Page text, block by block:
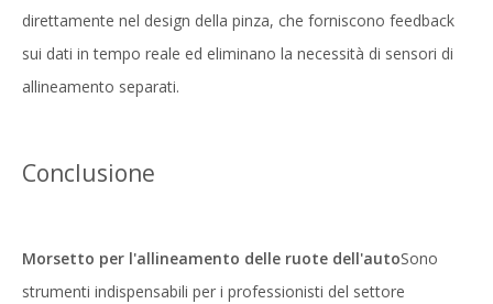
direttamente nel design della pinza, che forniscono feedback
sui dati in tempo reale ed eliminano la necessità di sensori di
allineamento separati.
Conclusione
Morsetto per l'allineamento delle ruote dell'autoSono
strumenti indispensabili per i professionisti del settore